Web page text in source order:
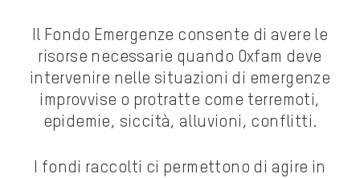
Il Fondo Emergenze consente di avere le
risorse necessarie quando Oxfam deve
intervenire nelle situazioni di emergenze
improvvise o protratte come terremoti,
epidemie, siccità, alluvioni, conflitti.
I fondi raccolti ci permettono di agire in